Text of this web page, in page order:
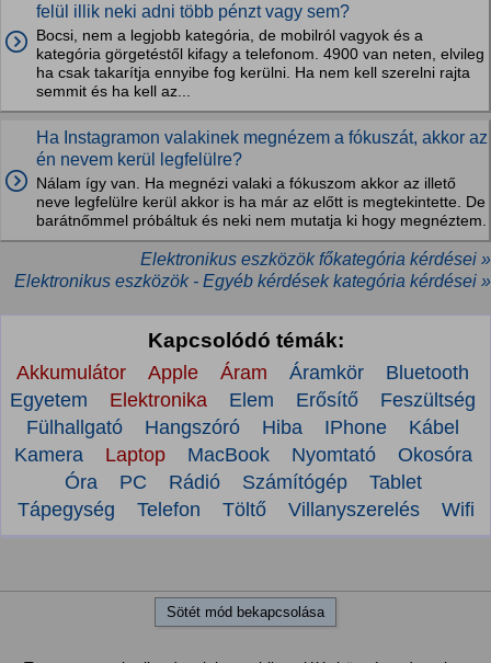
felül illik neki adni több pénzt vagy sem?
Bocsi, nem a legjobb kategória, de mobilról vagyok és a
kategória görgetéstől kifagy a telefonom. 4900 van neten, elvileg
ha csak takarítja ennyibe fog kerülni. Ha nem kell szerelni rajta
semmit és ha kell az...
Ha Instagramon valakinek megnézem a fókuszát, akkor az
én nevem kerül legfelülre?
Nálam így van. Ha megnézi valaki a fókuszom akkor az illető
neve legfelülre kerül akkor is ha már az előtt is megtekintette. De
barátnőmmel próbáltuk és neki nem mutatja ki hogy megnéztem.
Elektronikus eszközök főkategória kérdései »
Elektronikus eszközök - Egyéb kérdések kategória kérdései »
Kapcsolódó témák:
Akkumulátor Apple Áram Áramkör
Bluetooth
Egyetem
Elektronika Elem Erősítő
Feszültség
Fülhallgató
Hangszóró Hiba IPhone
Kábel
Kamera
Laptop MacBook Nyomtató
Okosóra
Óra
PC Rádió Számítógép
Tablet
Tápegység
Telefon Töltő Villanyszerelés Wifi
Sötét mód bekapcsolása